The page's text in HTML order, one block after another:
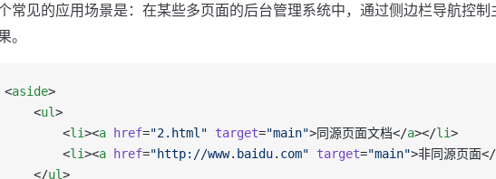
常见的应用场景是：在某些多页面的后台管理系统中，通过侧边栏导航控制
。
<aside>
    <
ul>
     	<
li><a href="2.html" target="main">同源页面文档</a></li>
        <
li><a href="http://www.baidu.com" target="main">非同源页面</
    </
ul>